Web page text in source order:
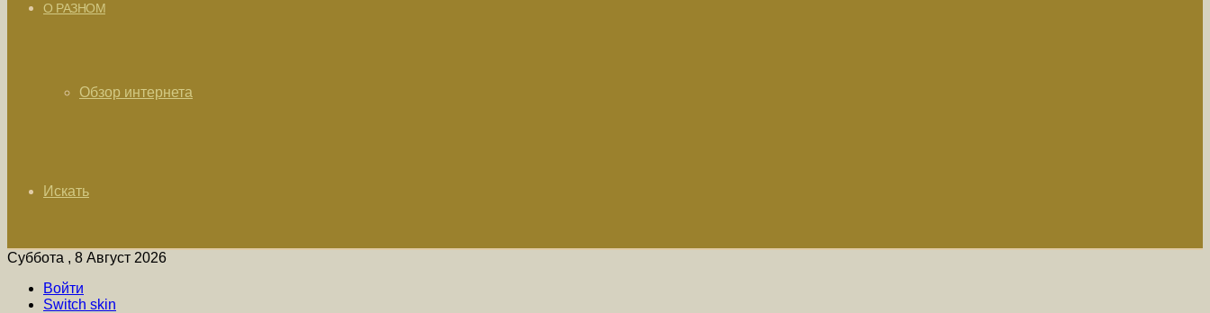
О РАЗНОМ
Обзор интернета
Искать
Суббота , 8 Август 2026
Войти
Switch skin